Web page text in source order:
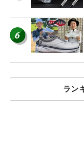
6
ラン